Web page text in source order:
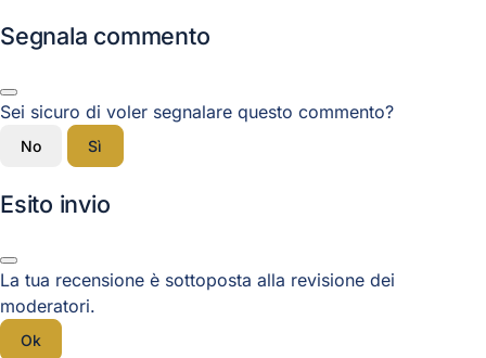
Segnala commento
Sei sicuro di voler segnalare questo commento?
No Sì
Esito invio
La tua recensione è sottoposta alla revisione dei
moderatori.
Ok